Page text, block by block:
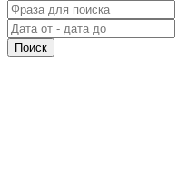
Поиск